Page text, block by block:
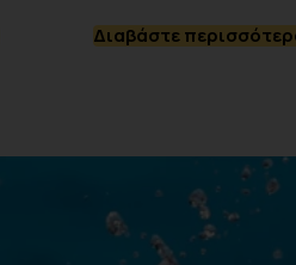
Διαβάστε